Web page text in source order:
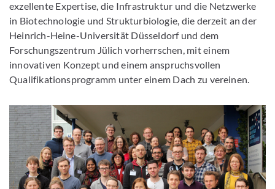
exzellente Expertise, die Infrastruktur und die Netzwerke
in Biotechnologie und Strukturbiologie, die derzeit an der
Heinrich-Heine-Universität Düsseldorf und dem
Forschungszentrum Jülich vorherrschen, mit einem
innovativen Konzept und einem anspruchsvollen
Qualifikationsprogramm unter einem Dach zu vereinen.